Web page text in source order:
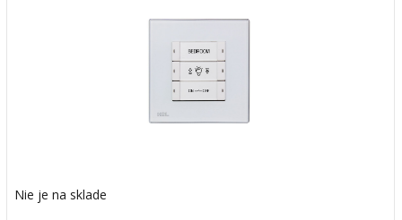
Nie je na sklade